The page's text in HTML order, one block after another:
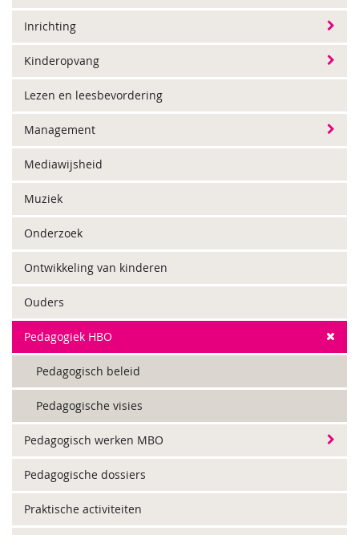
Inrichting
Kinderopvang
Lezen en leesbevordering
Management
Mediawijsheid
Muziek
Onderzoek
Ontwikkeling van kinderen
Ouders
Pedagogiek HBO
Pedagogisch beleid
Pedagogische visies
Pedagogisch werken MBO
Pedagogische dossiers
Praktische activiteiten